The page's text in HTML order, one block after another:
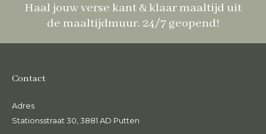
Haal jouw verse kant & klaar maaltijd uit
de maaltijdmuur. 24/7 geopend!
Contact
Adres
Stationsstraat 30, 3881 AD Putten